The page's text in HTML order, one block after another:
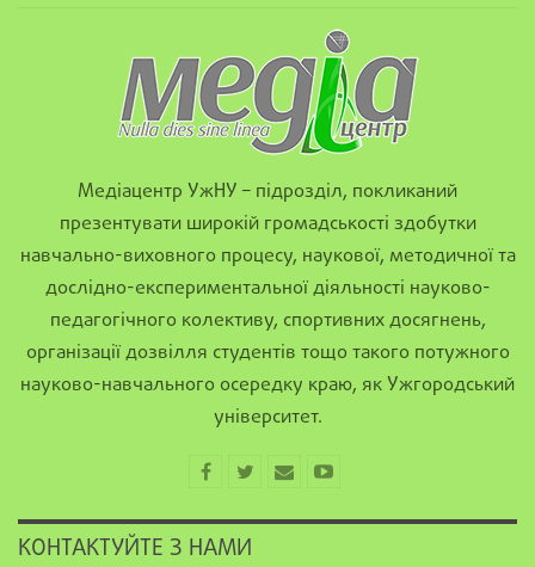
Медіацентр УжНУ – підрозділ, покликаний
презентувати широкій громадськості здобутки
навчально-виховного процесу, наукової, методичної та
дослідно-експериментальної діяльності науково-
педагогічного колективу, спортивних досягнень,
організації дозвілля студентів тощо такого потужного
науково-навчального осередку краю, як Ужгородський
університет.
КОНТАКТУЙТЕ З НАМИ